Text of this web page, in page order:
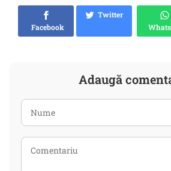
Facebook
Twitter
Adaugă